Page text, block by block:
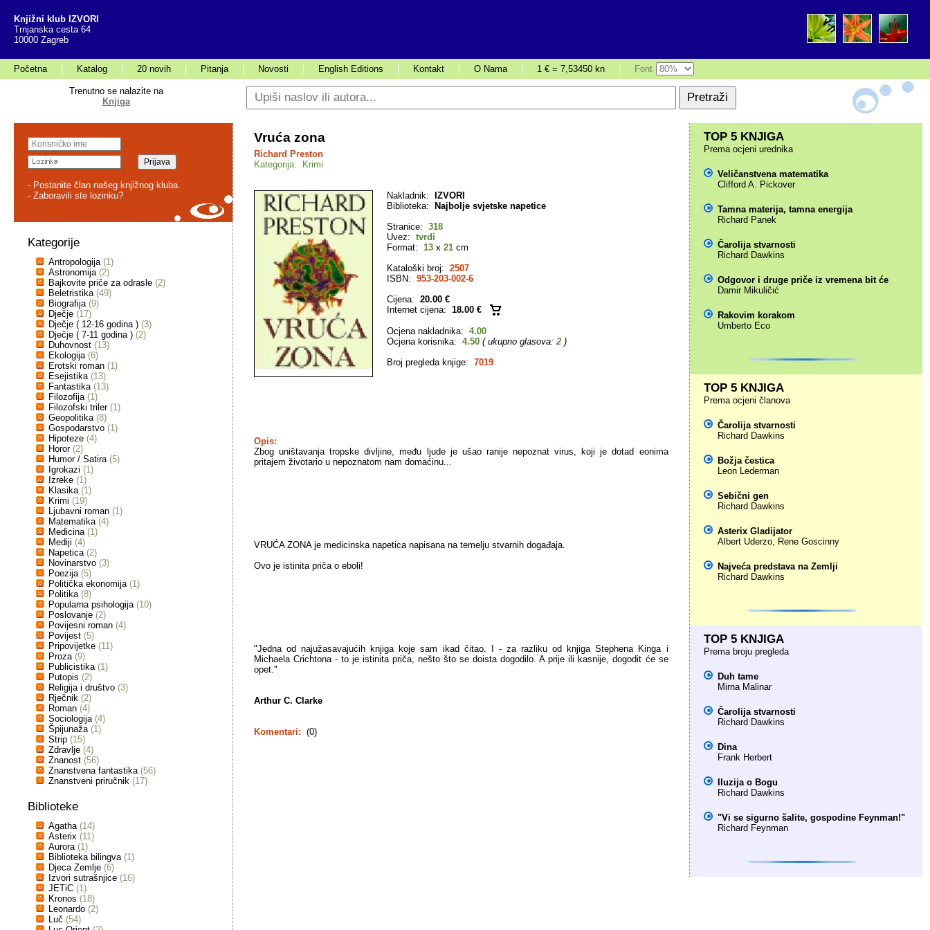
Knjižni klub IZVORI
Trnjanska cesta 64
10000 Zagreb
Početna Katalog 20 novih Pitanja Novosti English Editions Kontakt O Nama 1 € = 7,53450 kn Font
Trenutno se nalazite na
Knjiga
- Postanite član našeg knjižnog kluba.
- Zaboravili ste lozinku?
Kategorije
Antropologija (1)
Astronomija (2)
Bajkovite priče za odrasle (2)
Beletristika (49)
Biografija (9)
Dječje (17)
Dječje ( 12-16 godina ) (3)
Dječje ( 7-11 godina ) (2)
Duhovnost (13)
Ekologija (6)
Erotski roman (1)
Esejistika (13)
Fantastika (13)
Filozofija (1)
Filozofski triler (1)
Geopolitika (8)
Gospodarstvo (1)
Hipoteze (4)
Horor (2)
Humor / Satira (5)
Igrokazi (1)
Izreke (1)
Klasika (1)
Krimi (19)
Ljubavni roman (1)
Matematika (4)
Medicina (1)
Mediji (4)
Napetica (2)
Novinarstvo (3)
Poezija (5)
Politička ekonomija (1)
Politika (8)
Popularna psihologija (10)
Poslovanje (2)
Povijesni roman (4)
Povijest (5)
Pripovijetke (11)
Proza (9)
Publicistika (1)
Putopis (2)
Religija i društvo (3)
Rječnik (2)
Roman (4)
Sociologija (4)
Špijunaža (1)
Strip (15)
Zdravlje (4)
Znanost (56)
Znanstvena fantastika (56)
Znanstveni priručnik (17)
Biblioteke
Agatha (14)
Asterix (11)
Aurora (1)
Biblioteka bilingva (1)
Djeca Zemlje (6)
Izvori sutrašnjice (16)
JETiC (1)
Kronos (18)
Leonardo (2)
Luč (54)
Vruća zona
Richard Preston
Kategorija: Krimi
Nakladnik:
IZVORI
Biblioteka:
Najbolje svjetske napetice
Stranice: 318
Uvez: tvrdi
Format: 13 x 21 cm
Kataloški broj: 2507
ISBN: 953-203-002-6
Cijena: 20.00 €
Internet cijena: 18.00 €
Ocjena nakladnika: 4.00
Ocjena korisnika: 4.50 ( ukupno glasova:2 )
Broj pregleda knjige: 7019
Opis:
Zbog uništavanja tropske divljine, među ljude je ušao ranije nepoznat virus, koji je dotad eonima
pritajem životario u nepoznatom nam domaćinu...
VRUĆA ZONA je medicinska napetica napisana na temelju stvarnih događaja.
Ovo je istinita priča o eboli!
"Jedna od najužasavajućih knjiga koje sam ikad čitao. I - za razliku od knjiga Stephena Kinga i
Michaela Crichtona - to je istinita priča, nešto što se doista dogodilo. A prije ili kasnije, dogodit će se
opet."
Arthur C. Clarke
Komentari: (0)
TOP 5 KNJIGA
Prema ocjeni urednika
Veličanstvena matematika
Clifford A. Pickover
Tamna materija, tamna energija
Richard Panek
Čarolija stvarnosti
Richard Dawkins
Odgovor i druge priče iz vremena bit će
Damir Mikuličić
Rakovim korakom
Umberto Eco
TOP 5 KNJIGA
Prema ocjeni članova
Čarolija stvarnosti
Richard Dawkins
Božja čestica
Leon Lederman
Sebični gen
Richard Dawkins
Asterix Gladijator
Albert Uderzo, Rene Goscinny
Najveća predstava na Zemlji
Richard Dawkins
TOP 5 KNJIGA
Prema broju pregleda
Duh tame
Mirna Malinar
Čarolija stvarnosti
Richard Dawkins
Dina
Frank Herbert
Iluzija o Bogu
Richard Dawkins
"Vi se sigurno šalite, gospodine Feynman!"
Richard Feynman